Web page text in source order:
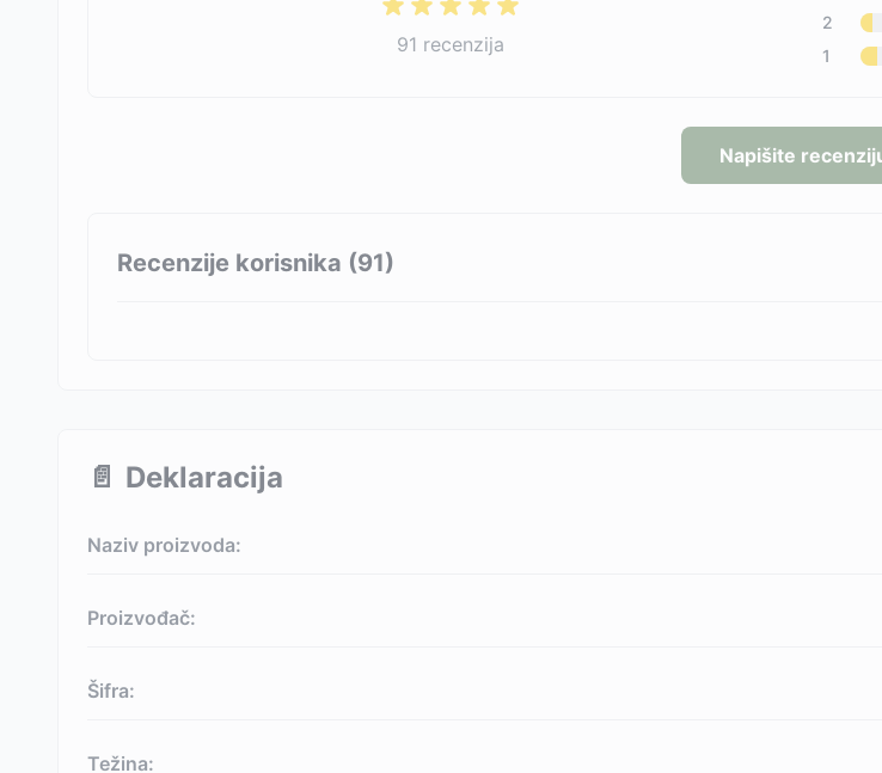
91 recenzija
2
1
Napišite
Recenzije korisnika (91)
📄 Deklaracija
Naziv proizvoda:
Proizvođač:
Šifra:
Težina: